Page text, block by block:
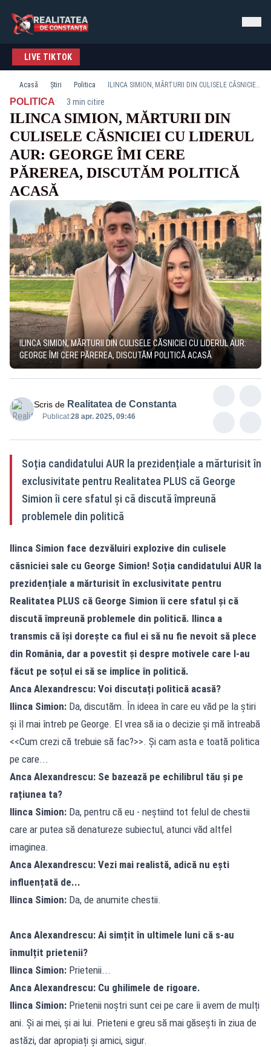
LIVE TIKTOK
Acasă Știri Politica ILINCA SIMION, MĂRTURII DIN CULISELE CĂSNICIEI CU LIDERUL AUR: GEORGE ÎMI CERE PĂREREA, DISCUTĂM POLITICĂ ACASĂ
POLITICA· 3 min citire
ILINCA SIMION, MĂRTURII DIN
CULISELE CĂSNICIEI CU LIDERUL
AUR: GEORGE ÎMI CERE
PĂREREA, DISCUTĂM POLITICĂ
ACASĂ
ILINCA SIMION, MĂRTURII DIN CULISELE CĂSNICIEI CU LIDERUL AUR:
GEORGE ÎMI CERE PĂREREA, DISCUTĂM POLITICĂ ACASĂ
Scris de Realitatea de Constanta
Publicat:28 apr. 2025, 09:46
Soția candidatului AUR la prezidențiale a mărturisit în
exclusivitate pentru Realitatea PLUS că George
Simion îi cere sfatul și că discută împreună
problemele din politică
Ilinca Simion face dezvăluiri explozive din culisele
căsniciei sale cu George Simion! Soția candidatului AUR la
prezidențiale a mărturisit în exclusivitate pentru
Realitatea PLUS că George Simion îi cere sfatul și că
discută împreună problemele din politică. Ilinca a
transmis că își dorește ca fiul ei să nu fie nevoit să plece
din România, dar a povestit și despre motivele care l-au
făcut pe soțul ei să se implice în politică.
Anca Alexandrescu: Voi discutați politică acasă?
Ilinca Simion: Da, discutăm. În ideea în care eu văd pe la știri
și îl mai întreb pe George. El vrea să ia o decizie și mă întreabă
<<Cum crezi că trebuie să fac?>>. Și cam asta e toată politica
pe care...
Anca Alexandrescu: Se bazează pe echilibrul tău și pe
rațiunea ta?
Ilinca Simion: Da, pentru că eu - neștiind tot felul de chestii
care ar putea să denatureze subiectul, atunci văd altfel
imaginea.
Anca Alexandrescu: Vezi mai realistă, adică nu ești
influențată de...
Ilinca Simion: Da, de anumite chestii.
Anca Alexandrescu: Ai simțit în ultimele luni că s-au
înmulțit prietenii?
Ilinca Simion: Prietenii...
Anca Alexandrescu: Cu ghilimele de rigoare.
Ilinca Simion: Prietenii noștri sunt cei pe care îi avem de mulți
ani. Și ai mei, și ai lui. Prieteni e greu să mai găsești în ziua de
astăzi, dar apropiați și amici, sigur.